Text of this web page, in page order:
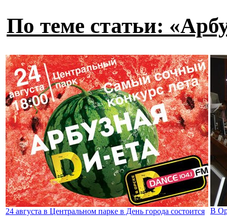
По теме статьи:
24 августа в Центральном парке в День города состоится
В